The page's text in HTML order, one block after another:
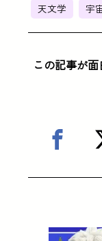
天文学 宇
この記事が